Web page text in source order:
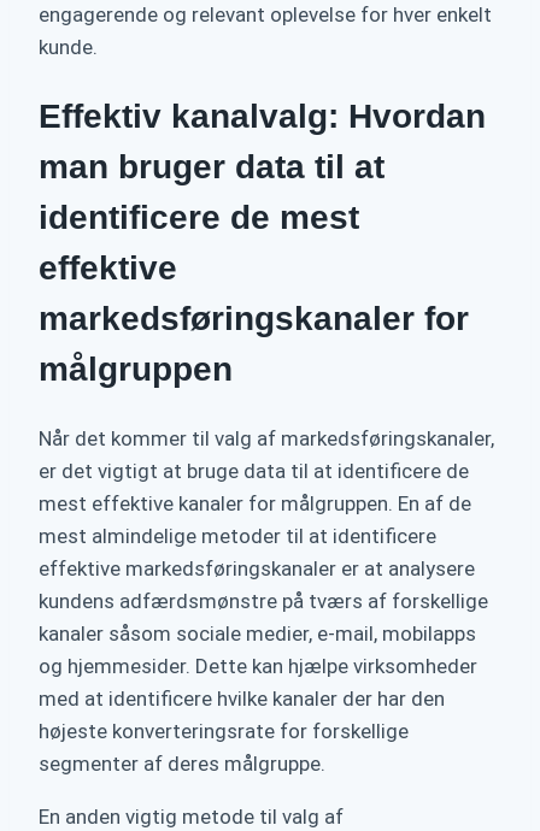
engagerende og relevant oplevelse for hver enkelt
kunde.
Effektiv kanalvalg: Hvordan
man bruger data til at
identificere de mest
effektive
markedsføringskanaler for
målgruppen
Når det kommer til valg af markedsføringskanaler,
er det vigtigt at bruge data til at identificere de
mest effektive kanaler for målgruppen. En af de
mest almindelige metoder til at identificere
effektive markedsføringskanaler er at analysere
kundens adfærdsmønstre på tværs af forskellige
kanaler såsom sociale medier, e-mail, mobilapps
og hjemmesider. Dette kan hjælpe virksomheder
med at identificere hvilke kanaler der har den
højeste konverteringsrate for forskellige
segmenter af deres målgruppe.
En anden vigtig metode til valg af